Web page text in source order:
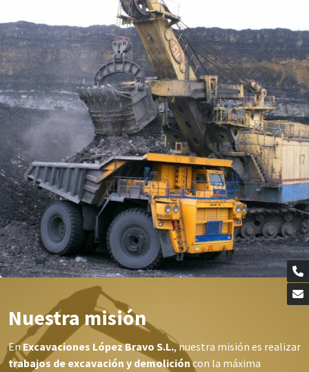
Nuestra misión
EnExcavaciones López Bravo S.L., nuestra misión es realizar
trabajos de excavación y demolicióncon la máxima